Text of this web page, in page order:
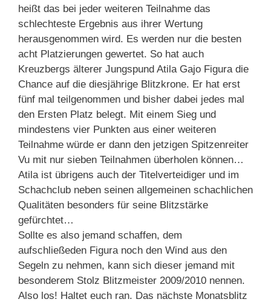
heißt das bei jeder weiteren Teilnahme das
schlechteste Ergebnis aus ihrer Wertung
herausgenommen wird. Es werden nur die besten
acht Platzierungen gewertet. So hat auch
Kreuzbergs älterer Jungspund Atila Gajo Figura die
Chance auf die diesjährige Blitzkrone. Er hat erst
fünf mal teilgenommen und bisher dabei jedes mal
den Ersten Platz belegt. Mit einem Sieg und
mindestens vier Punkten aus einer weiteren
Teilnahme würde er dann den jetzigen Spitzenreiter
Vu mit nur sieben Teilnahmen überholen können…
Atila ist übrigens auch der Titelverteidiger und im
Schachclub neben seinen allgemeinen schachlichen
Qualitäten besonders für seine Blitzstärke
gefürchtet…
Sollte es also jemand schaffen, dem
aufschließeden Figura noch den Wind aus den
Segeln zu nehmen, kann sich dieser jemand mit
besonderem Stolz Blitzmeister 2009/2010 nennen.
Also los! Haltet euch ran. Das nächste Monatsblitz